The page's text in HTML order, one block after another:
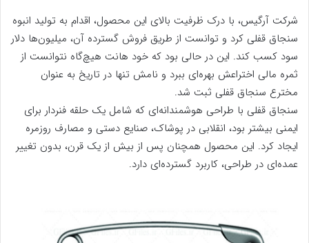
شرکت آرگیس، با درک ظرفیت بالای این محصول، اقدام به تولید انبوه
سنجاق قفلی کرد و توانست از طریق فروش گسترده آن، میلیون‌ها دلار
سود کسب کند. این در حالی بود که خود هانت هیچ‌گاه نتوانست از
ثمره مالی اختراعش بهره‌ای ببرد و نامش تنها در تاریخ به عنوان
مخترع سنجاق قفلی ثبت شد.
سنجاق قفلی با طراحی هوشمندانه‌ای که شامل یک حلقه فنردار برای
ایمنی بیشتر بود، انقلابی در پوشاک، صنایع دستی و مصارف روزمره
ایجاد کرد. این محصول همچنان پس از بیش از یک قرن، بدون تغییر
عمده‌ای در طراحی، کاربرد گسترده‌ای دارد.